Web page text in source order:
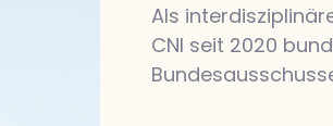
Als
CNI seit 2020